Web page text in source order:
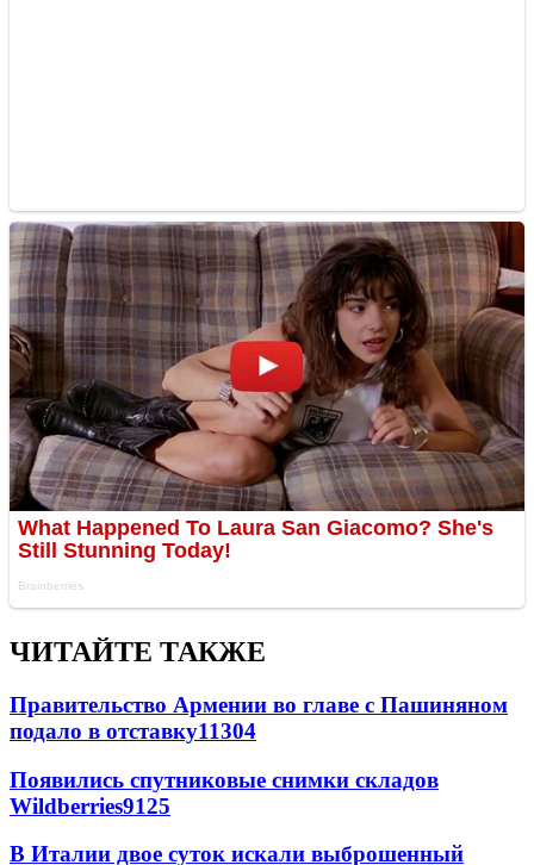
ЧИТАЙТЕ ТАКЖЕ
Правительство Армении во главе с Пашиняном
подало в отставку11304
Появились спутниковые снимки складов
Wildberries9125
В Италии двое суток искали выброшенный